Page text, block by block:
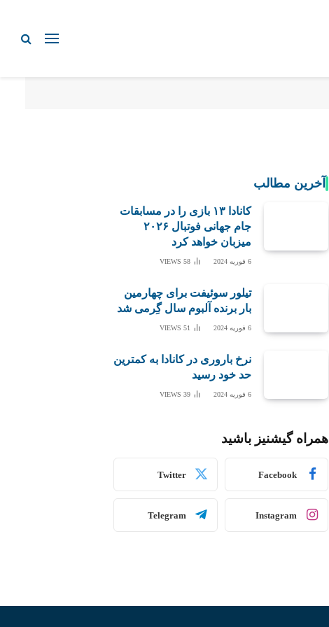
آخرین مطالب
کانادا ۱۳ بازی را در مسابقات
جام جهانی فوتبال ۲۰۲۶
میزبان خواهد کرد
6 فوریه 2024 58
VIEWS
تیلور سوئیفت برای چهارمین
بار برنده آلبوم سال گِرمی شد
6 فوریه 2024 51
VIEWS
نرخ باروری در کانادا به کمترین
حد خود رسید
6 فوریه 2024 39
VIEWS
همراه گیشنیز باشید
Facebook
Twitter
Instagram
Telegram